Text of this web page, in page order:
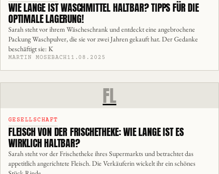
WIE LANGE IST WASCHMITTEL HALTBAR? TIPPS FÜR DIE
OPTIMALE LAGERUNG!
Sarah steht vor ihrem Wäscheschrank und entdeckt eine angebrochene
Packung Waschpulver, die sie vor zwei Jahren gekauft hat. Der Gedanke
beschäftigt sie: K
MARTIN MOSEBACH11.08.2025
FL
GESELLSCHAFT
FLEISCH VON DER FRISCHETHEKE: WIE LANGE IST ES
WIRKLICH HALTBAR?
Sarah steht vor der Frischetheke ihres Supermarkts und betrachtet das
appetitlich angerichtete Fleisch. Die Verkäuferin wickelt ihr ein schönes